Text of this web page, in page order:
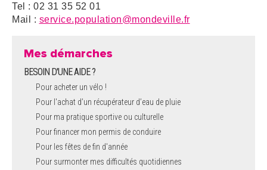
Tel : 02 31 35 52 01
Mail : service.population@mondeville.fr
Mes démarches
BESOIN D'UNE AIDE ?
Pour acheter un vélo !
Pour l'achat d’un récupérateur d’eau de pluie
Pour ma pratique sportive ou culturelle
Pour financer mon permis de conduire
Pour les fêtes de fin d'année
Pour surmonter mes difficultés quotidiennes